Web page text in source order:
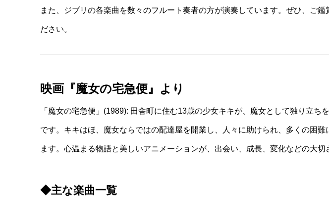
また、ジブリの各楽曲を数々のフルート奏者の方が演奏しています。ぜひ、ご鑑
ださい。
映画『魔女の宅急便』より
「魔女の宅急便」(1989): 田舎町に住む13歳の少女キキが、魔女として独り立ち
です。キキはほ、魔女ならではの配達屋を開業し、人々に助けられ、多くの困難
ます。心温まる物語と美しいアニメーションが、出会い、成長、変化などの大切
◆主な楽曲一覧